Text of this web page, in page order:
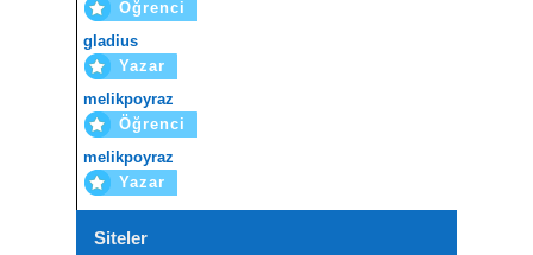
Öğrenci
gladius
Yazar
melikpoyraz
Öğrenci
melikpoyraz
Yazar
Siteler